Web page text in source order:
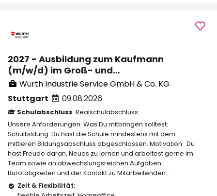
2027 - Ausbildung zum Kaufmann
(m/w/d) im Groß- und
Außenhandelsmanagement in Stuttgart
Würth Industrie Service GmbH & Co. KG
Stuttgart
09.08.2026
Schulabschluss: Realschulabschluss
Unsere Anforderungen: Was Du mitbringen solltest:
Schulbildung: Du hast die Schule mindestens mit dem
mittleren Bildungsabschluss abgeschlossen. Motivation: Du
hast Freude daran, Neues zu lernen und arbeitest gerne im
Team sowie an abwechslungsreichen Aufgaben.
Bürotätigkeiten und der Kontakt zu Mitarbeitenden...
Zeit & Flexibilität: